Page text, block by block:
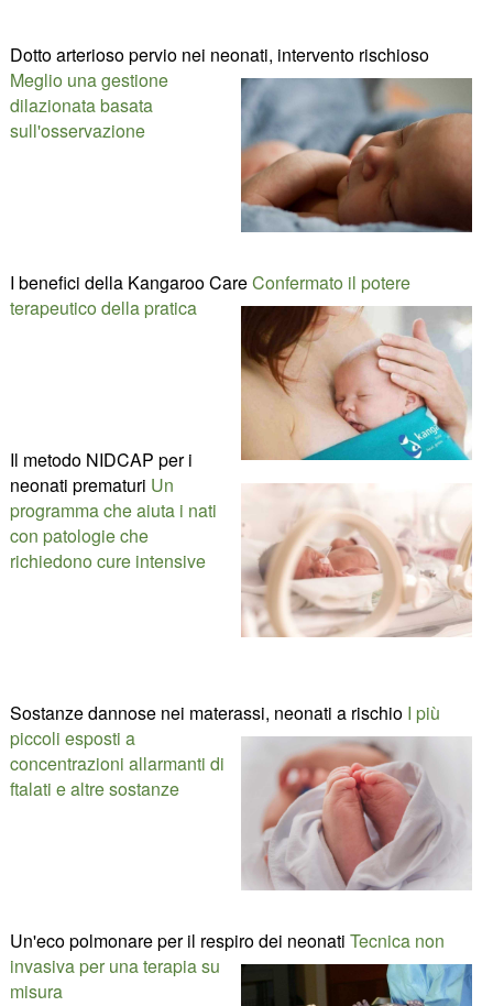
Dotto arterioso pervio nei neonati, intervento rischioso
Meglio una gestione
dilazionata basata
sull'osservazione
I benefici della Kangaroo CareConfermato il potere
terapeutico della pratica
Il metodo NIDCAP per i
neonati prematuri Un
programma che aiuta i nati
con patologie che
richiedono cure intensive
Sostanze dannose nei materassi, neonati a rischio I più
piccoli esposti a
concentrazioni allarmanti di
ftalati e altre sostanze
Un'eco polmonare per il respiro dei neonati Tecnica non
invasiva per una terapia su
misura